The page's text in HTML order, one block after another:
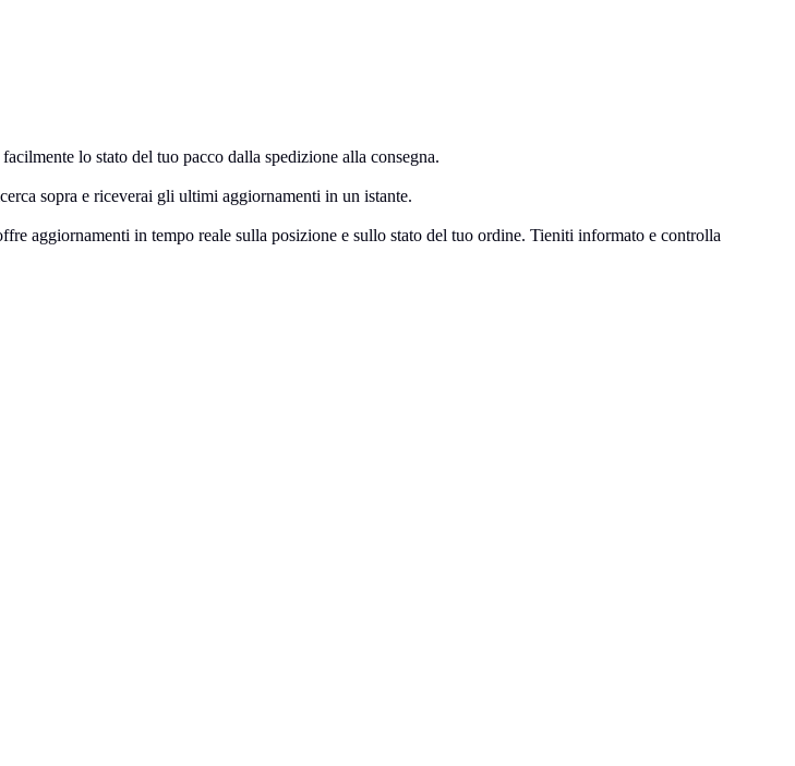
lo stato del tuo pacco dalla spedizione alla consegna.
sopra e riceverai gli ultimi aggiornamenti in un istante.
aggiornamenti in tempo reale sulla posizione e sullo stato del tuo ordine. Tieniti informato e controlla